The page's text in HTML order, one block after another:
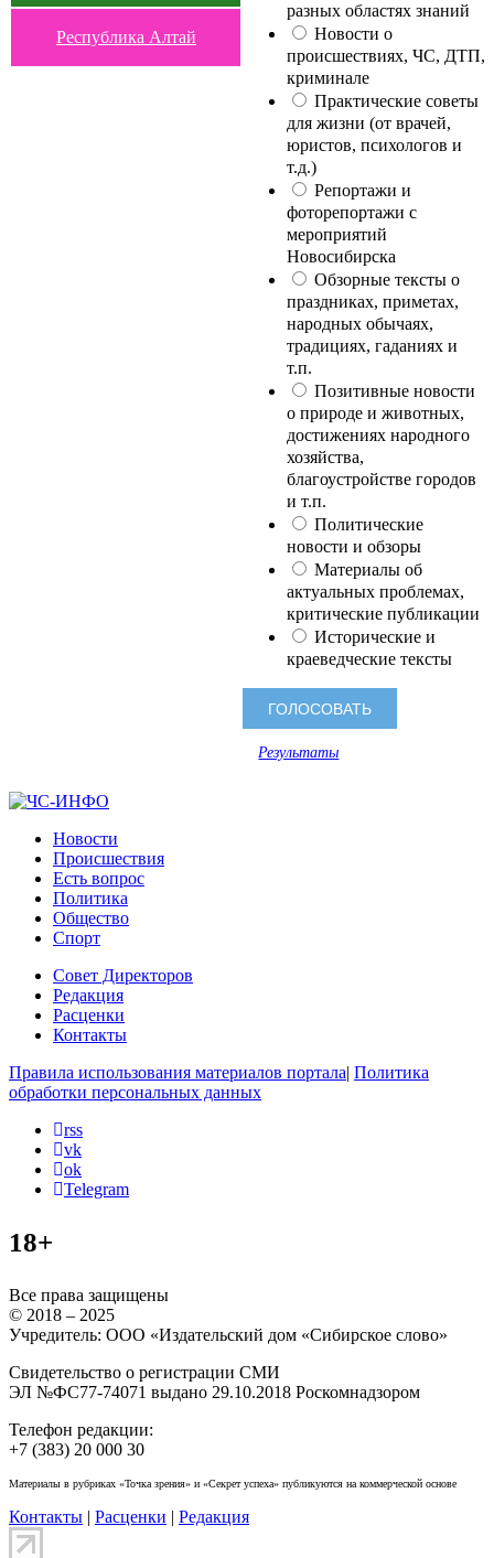
Республика Алтай
разных областях знаний
Новости о
происшествиях, ЧС, ДТП,
криминале
Практические советы
для жизни (от врачей,
юристов, психологов и
т.д.)
Репортажи и
фоторепортажи с
мероприятий
Новосибирска
Обзорные тексты о
праздниках, приметах,
народных обычаях,
традициях, гаданиях и
т.п.
Позитивные новости
о природе и животных,
достижениях народного
хозяйства,
благоустройстве городов
и т.п.
Политические
новости и обзоры
Материалы об
актуальных проблемах,
критические публикации
Исторические и
краеведческие тексты
Результаты
Новости
Происшествия
Есть вопрос
Политика
Общество
Спорт
Совет Директоров
Редакция
Расценки
Контакты
Правила использования материалов портала| Политика
обработки персональных данных
rss
vk
ok
Telegram
18+
Все права защищены
© 2018 – 2025
Учредитель: ООО «Издательский дом «Сибирское слово»
Свидетельство о регистрации СМИ
ЭЛ №ФС77-74071 выдано 29.10.2018 Роскомнадзором
Телефон редакции:
+7 (383) 20 000 30
Материалы в рубриках «Точка зрения» и «Секрет успеха» публикуются на коммерческой основе
Контакты | Расценки | Редакция